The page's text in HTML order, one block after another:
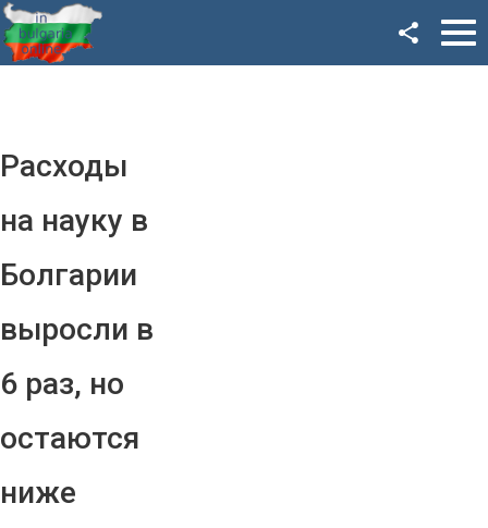
Расходы
на науку в
Болгарии
выросли в
6 раз, но
остаются
ниже